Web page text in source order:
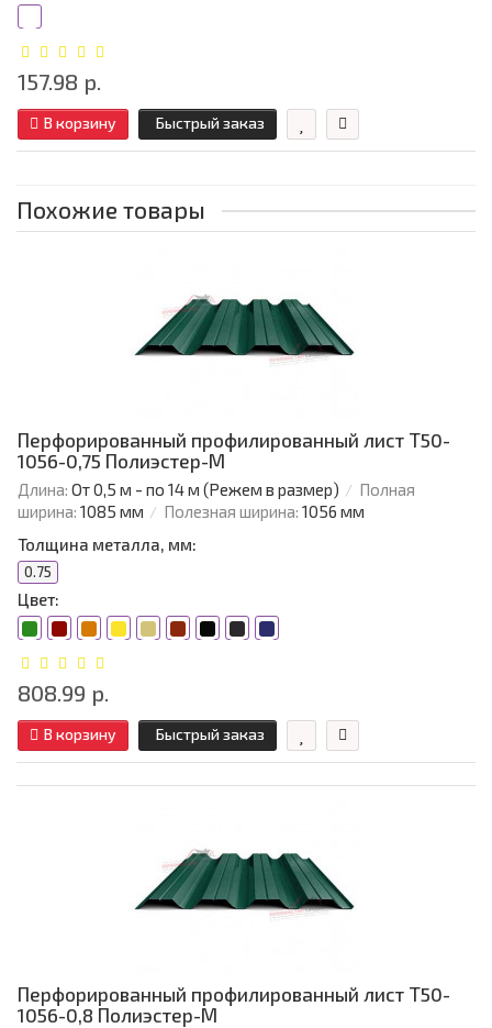
157.98 р.
В корзину Быстрый заказ
Похожие товары
Перфорированный профилированный лист Т50-
1056-0,75 Полиэстер-М
Длина: От 0,5 м - по 14 м (Режем в размер)
Полная
ширина: 1085 мм Полезная ширина: 1056 мм
Толщина металла, мм:
0.75
Цвет:
808.99 р.
В корзину Быстрый заказ
Перфорированный профилированный лист Т50-
1056-0,8 Полиэстер-М